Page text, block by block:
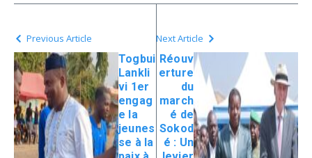
Previous Article
Togbui
Lankli
vi 1er
engag
e la
jeunes
se à la
Next Article
Réouv
erture
du
march
é de
Sokod
é : Un